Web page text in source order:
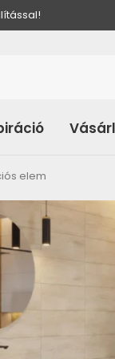
elem